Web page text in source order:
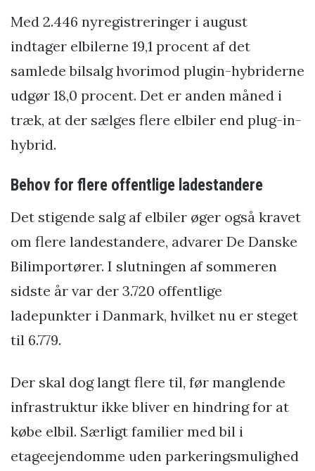
Med 2.446 nyregistreringer i august
indtager elbilerne 19,1 procent af det
samlede bilsalg hvorimod plugin-hybriderne
udgør 18,0 procent. Det er anden måned i
træk, at der sælges flere elbiler end plug-in-
hybrid.
Behov for flere offentlige ladestandere
Det stigende salg af elbiler øger også kravet
om flere landestandere, advarer De Danske
Bilimportører. I slutningen af sommeren
sidste år var der 3.720 offentlige
ladepunkter i Danmark, hvilket nu er steget
til 6.779.
Der skal dog langt flere til, før manglende
infrastruktur ikke bliver en hindring for at
købe elbil. Særligt familier med bil i
etageejendomme uden parkeringsmulighed